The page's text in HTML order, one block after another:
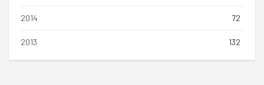
2014 72
2013 132